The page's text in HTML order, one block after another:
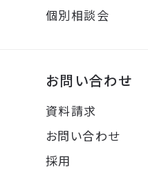
個別相談会
お問い合わせ
資料請求
お問い合わせ
採用